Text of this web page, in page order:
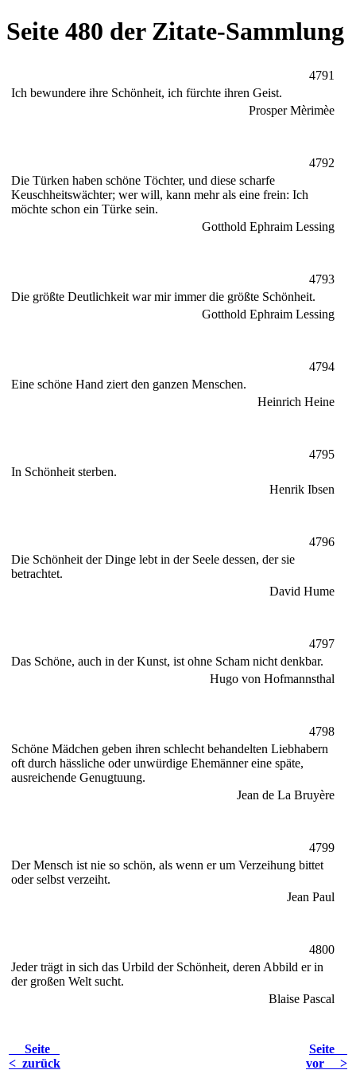
Seite 480 der Zitate-Sammlung
4791
Ich bewundere ihre Schönheit, ich fürchte ihren Geist.
Prosper Mèrimèe
4792
Die Türken haben schöne Töchter, und diese scharfe
Keuschheitswächter; wer will, kann mehr als eine frein: Ich
möchte schon ein Türke sein.
Gotthold Ephraim Lessing
4793
Die größte Deutlichkeit war mir immer die größte Schönheit.
Gotthold Ephraim Lessing
4794
Eine schöne Hand ziert den ganzen Menschen.
Heinrich Heine
4795
In Schönheit sterben.
Henrik Ibsen
4796
Die Schönheit der Dinge lebt in der Seele dessen, der sie
betrachtet.
David Hume
4797
Das Schöne, auch in der Kunst, ist ohne Scham nicht denkbar.
Hugo von Hofmannsthal
4798
Schöne Mädchen geben ihren schlecht behandelten Liebhabern
oft durch hässliche oder unwürdige Ehemänner eine späte,
ausreichende Genugtuung.
Jean de La Bruyère
4799
Der Mensch ist nie so schön, als wenn er um Verzeihung bittet
oder selbst verzeiht.
Jean Paul
4800
Jeder trägt in sich das Urbild der Schönheit, deren Abbild er in
der großen Welt sucht.
Blaise Pascal
Seite
< zurück
Seite
vor >